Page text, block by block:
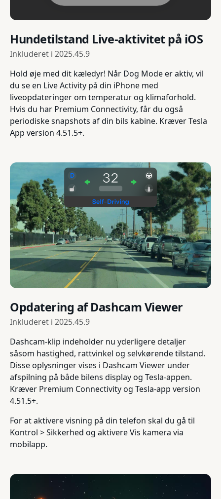
Hundetilstand Live-aktivitet på iOS
Inkluderet i 2025.45.9
Hold øje med dit kæledyr! Når Dog Mode er aktiv, vil
du se en Live Activity på din iPhone med
liveopdateringer om temperatur og klimaforhold.
Hvis du har Premium Connectivity, får du også
periodiske snapshots af din bils kabine. Kræver Tesla
App version 4.51.5+.
Opdatering af Dashcam Viewer
Inkluderet i 2025.45.9
Dashcam-klip indeholder nu yderligere detaljer
såsom hastighed, rattvinkel og selvkørende tilstand.
Disse oplysninger vises i Dashcam Viewer under
afspilning på både bilens display og Tesla-appen.
Kræver Premium Connectivity og Tesla-app version
4.51.5+.
For at aktivere visning på din telefon skal du gå til
Kontrol > Sikkerhed og aktivere Vis kamera via
mobilapp.